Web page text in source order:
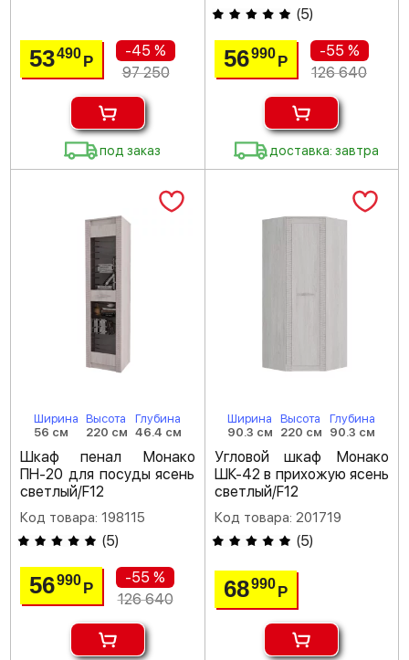
53490Р
-45 %
97 250
под заказ
(5)
56990 Р
-55 %
126 640
доставка: завтра
Ширина
56 см
Высота
220 см
Глубина
46.4 см
Шкаф пенал Монако
ПН-20 для посуды ясень
светлый/F12
Код товара: 198115
(5)
56990Р
-55 %
126 640
Ширина
90.3 см
Высота
220 см
Глубина
90.3 см
Угловой шкаф Монако
ШК-42 в прихожую ясень
светлый/F12
Код товара: 201719
(5)
68990 Р